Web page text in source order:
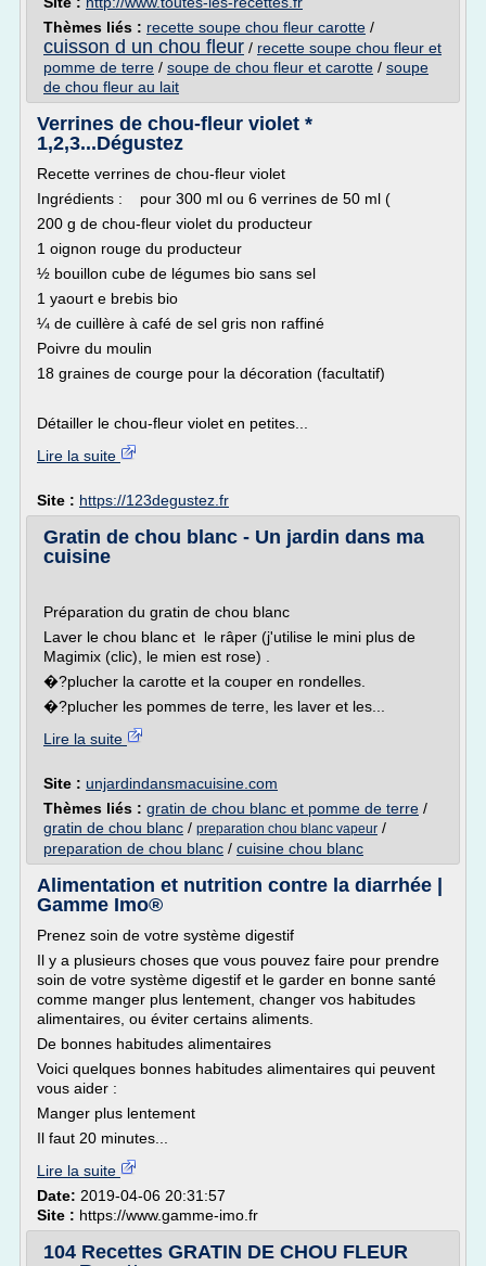
Thèmes liés : recette soupe chou fleur carotte /
cuisson d un chou fleur / recette soupe chou fleur et
pomme de terre / soupe de chou fleur et carotte / soupe
de chou fleur au lait
Verrines de chou-fleur violet *
1,2,3...Dégustez
Recette verrines de chou-fleur violet
Ingrédients : pour 300 ml ou 6 verrines de 50 ml (
200 g de chou-fleur violet du producteur
1 oignon rouge du producteur
½ bouillon cube de légumes bio sans sel
1 yaourt e brebis bio
¼ de cuillère à café de sel gris non raffiné
Poivre du moulin
18 graines de courge pour la décoration (facultatif)
Détailler le chou-fleur violet en petites...
Lire la suite
Site : https://123degustez.fr
Gratin de chou blanc - Un jardin dans ma
cuisine
Préparation du gratin de chou blanc
Laver le chou blanc et le râper (j'utilise le mini plus de
Magimix (clic), le mien est rose) .
�?plucher la carotte et la couper en rondelles.
�?plucher les pommes de terre, les laver et les...
Lire la suite
Site : unjardindansmacuisine.com
Thèmes liés : gratin de chou blanc et pomme de terre /
gratin de chou blanc / preparation chou blanc vapeur /
preparation de chou blanc / cuisine chou blanc
Alimentation et nutrition contre la diarrhée |
Gamme Imo®
Prenez soin de votre système digestif
Il y a plusieurs choses que vous pouvez faire pour prendre
soin de votre système digestif et le garder en bonne santé
comme manger plus lentement, changer vos habitudes
alimentaires, ou éviter certains aliments.
De bonnes habitudes alimentaires
Voici quelques bonnes habitudes alimentaires qui peuvent
vous aider :
Manger plus lentement
Il faut 20 minutes...
Lire la suite
Date: 2019-04-06 20:31:57
Site : https://www.gamme-imo.fr
104 Recettes GRATIN DE CHOU FLEUR